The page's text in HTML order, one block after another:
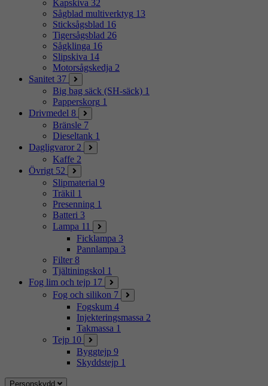
Kapskiva 32
Sågblad multiverktyg 13
Sticksågsblad 16
Tigersågsblad 26
Sågklinga 16
Slipskiva 14
Motorsågskedja 2
Sanitet 37
Big bag säck (SH-säck) 1
Papperskorg 1
Drivmedel 8
Bränsle 7
Dieseltank 1
Dagligvaror 2
Kaffe 2
Övrigt 52
Slipmaterial 9
Träkil 1
Presenning 1
Batteri 3
Lampa 11
Ficklampa 3
Pannlampa 3
Filter 8
Tjältiningskol 1
Fog lim och tejp 17
Fog och silikon 7
Fogskum 4
Injekteringsmassa 2
Takmassa 1
Tejp 10
Byggtejp 9
Skyddstejp 1
Personskydd